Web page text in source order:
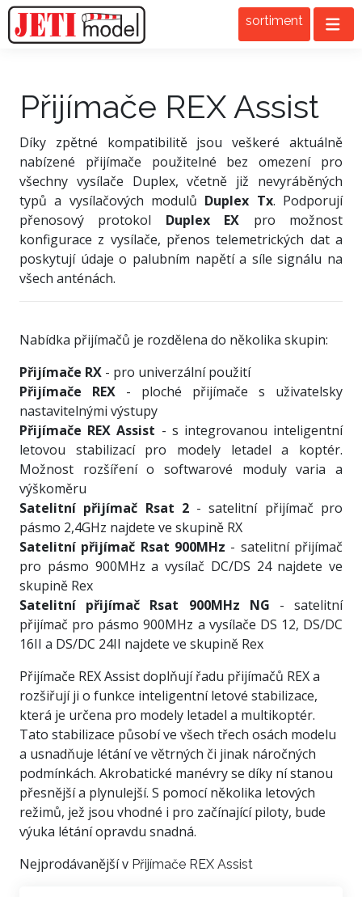
sortiment
Přijímače REX Assist
Díky zpětné kompatibilitě jsou veškeré aktuálně
nabízené přijímače použitelné bez omezení pro
všechny vysílače Duplex, včetně již nevyráběných
typů a vysílačových modulů Duplex Tx. Podporují
přenosový protokol Duplex EX pro možnost
konfigurace z vysílače, přenos telemetrických dat a
poskytují údaje o palubním napětí a síle signálu na
všech anténách.
Nabídka přijímačů je rozdělena do několika skupin:
Přijímače RX - pro univerzální použití
Přijímače REX - ploché přijímače s uživatelsky
nastavitelnými výstupy
Přijímače REX Assist - s integrovanou inteligentní
letovou stabilizací pro modely letadel a koptér.
Možnost rozšíření o softwarové moduly varia a
výškoměru
Satelitní přijímač Rsat 2- satelitní přijímač pro
pásmo 2,4GHz najdete ve skupině RX
Satelitní přijímač Rsat 900MHz - satelitní přijímač
pro pásmo 900MHz a vysílač DC/DS 24 najdete ve
skupině Rex
Satelitní přijímač Rsat 900MHz NG - satelitní
přijímač pro pásmo 900MHz a vysílače DS 12, DS/DC
16II a DS/DC 24II najdete ve skupině Rex
Přijímače REX Assist doplňují řadu přijímačů REX a
rozšiřují ji o funkce inteligentní letové stabilizace,
která je určena pro modely letadel a multikoptér.
Tato stabilizace působí ve všech třech osách modelu
a usnadňuje létání ve větrných či jinak náročných
podmínkách. Akrobatické manévry se díky ní stanou
přesnější a plynulejší. S pomocí několika letových
režimů, jež jsou vhodné i pro začínající piloty, bude
výuka létání opravdu snadná.
Nejprodávanější v Přijímače REX Assist